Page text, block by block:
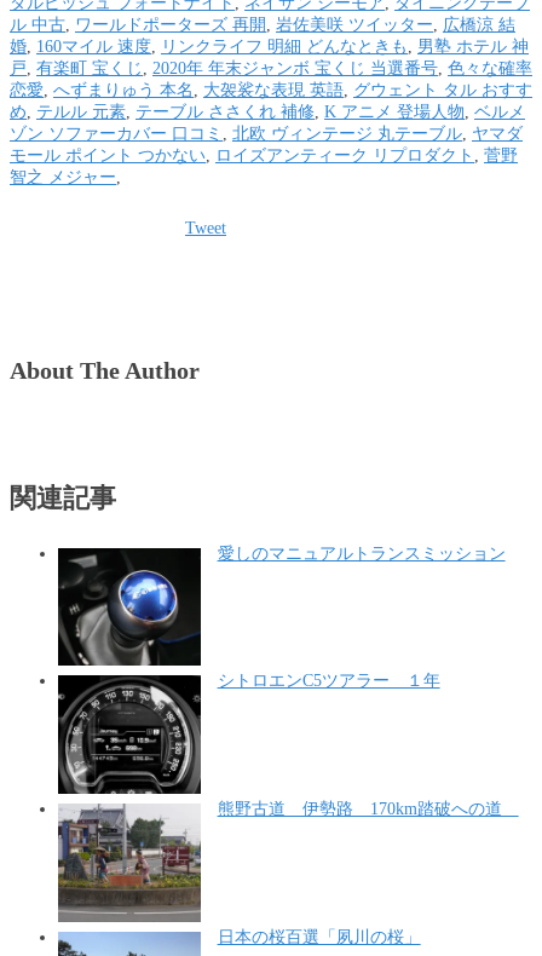
ル 中古, ワールドポーターズ 再開 , 岩佐美咲 ツイッター, 広橋涼 結
婚, 160マイル 速度, リンクライフ 明細 どんなときも , 男塾 ホテル 神
戸, 有楽町 宝くじ , 2020年 年末ジャンボ 宝くじ 当選番号, 色々な確率
恋愛, へずまりゅう 本名 , 大袈裟な表現 英語, グウェント タル おすす
め, テルル 元素, テーブル ささくれ 補修, K アニメ 登場人物, ベルメ
ゾン ソファーカバー 口コミ , 北欧 ヴィンテージ 丸テーブル, ヤマダ
モール ポイント つかない, ロイズアンティーク リプロダクト , 菅野
智之 メジャー,
Tweet
About The Author
関連記事
愛しのマニュアルトランスミッション
シトロエンC5ツアラー １年
熊野古道 伊勢路 170km踏破への道
日本の桜百選「夙川の桜」